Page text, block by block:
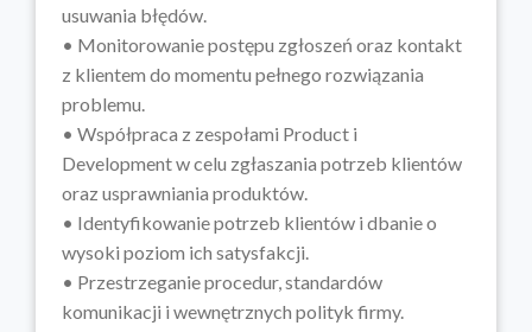
usuwania błędów.
• Monitorowanie postępu zgłoszeń oraz kontakt
z klientem do momentu pełnego rozwiązania
problemu.
• Współpraca z zespołami Product i
Development w celu zgłaszania potrzeb klientów
oraz usprawniania produktów.
• Identyfikowanie potrzeb klientów i dbanie o
wysoki poziom ich satysfakcji.
• Przestrzeganie procedur, standardów
komunikacji i wewnętrznych polityk firmy.